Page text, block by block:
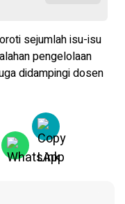
sejumlah isu-isu
pengelolaan
didampingi dosen